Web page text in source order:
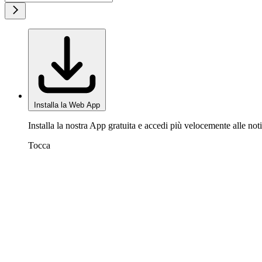
Installa la Web App
Installa la nostra App gratuita e accedi più velocemente alle
Tocca